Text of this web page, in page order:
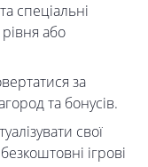
спеціальні
або
за
та бонусів.
свої
ігрові